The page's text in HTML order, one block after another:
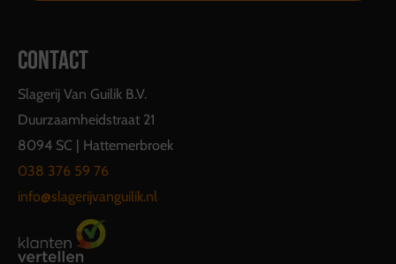
CONTACT
Slagerij Van Guilik B.V.
Duurzaamheidstraat 21
8094 SC | Hattemerbroek
038 376 59 76
info@slagerijvanguilik.nl